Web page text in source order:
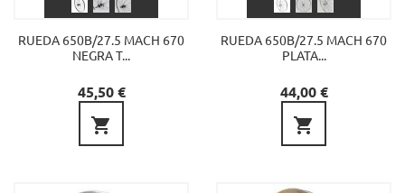
RUEDA 650B/27.5 MACH 670
NEGRA T...
Precio
45,50 €

RUEDA 650B/27.5 MACH 670
PLATA...
Precio
44,00 €
